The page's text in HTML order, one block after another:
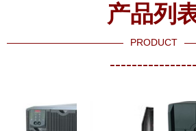
产品列
PRODUCT
----------------